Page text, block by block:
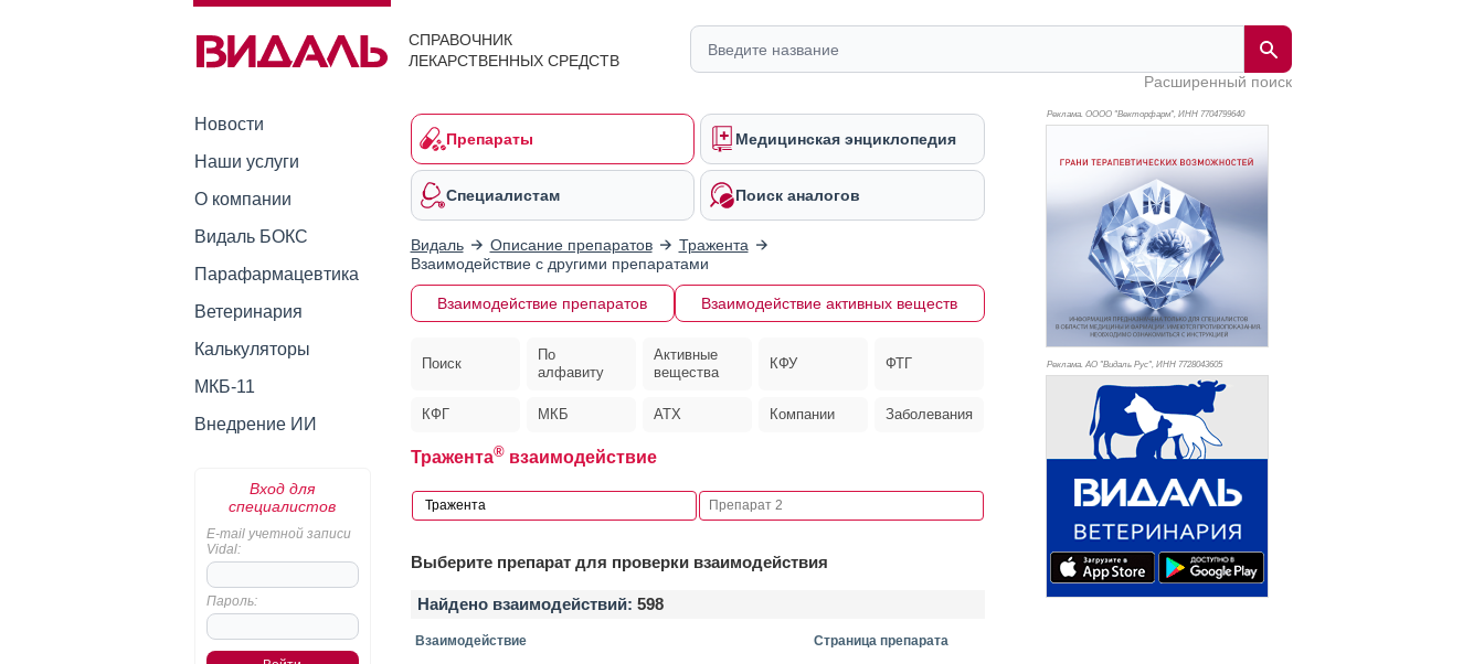
СПРАВОЧНИК
ЛЕКАРСТВЕННЫХ СРЕДСТВ
Расширенный поиск
Новости
Наши услуги
О компании
Видаль БОКС
Парафармацевтика
Ветеринария
Калькуляторы
МКБ-11
Внедрение ИИ
Вход для
специалистов
E-mail учетной записи
Vidal:
Пароль:
Препараты Медицинская энциклопедия
Специалистам Поиск аналогов
Видаль Описание препаратов
Тражента
Взаимодействие с другими препаратами
Взаимодействие препаратов Взаимодействие активных веществ
Поиск
По
алфавиту
Активные
вещества
КФУ ФТГ
КФГ МКБ АТХ Компании Заболевания
Тражента®взаимодействие
Выберите препарат для проверки взаимодействия
Найдено взаимодействий: 598
Взаимодействие Страница препарата
Реклама. ОООО "Векторфарм", ИНН 7704799640
Реклама. АО "Видаль Рус", ИНН 7728043605